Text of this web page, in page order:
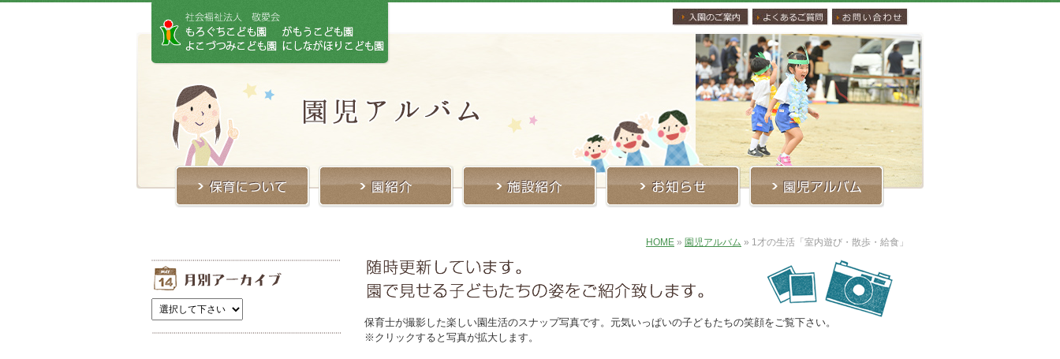
HOME » 園児アルバム » 1才の生活「室内遊び・散歩・給食」
保育士が撮影した楽しい園生活のスナップ写真です。元気いっぱいの子どもたちの笑顔をご覧下さい。
※クリックすると写真が拡大します。